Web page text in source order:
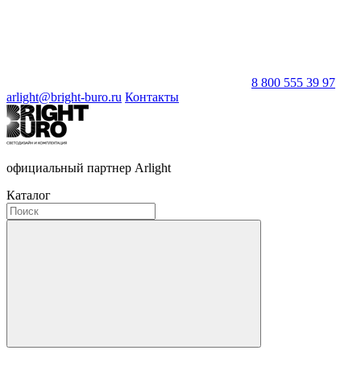
8 800 555 39 97
arlight@bright-buro.ru Контакты
официальный партнер Arlight
Каталог